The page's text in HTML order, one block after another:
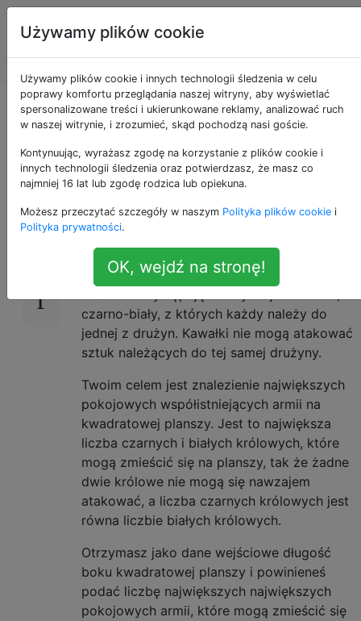
Programowanie
puzzli i Code
Golf
Pokojowe
współistniejące armie
15
W grze w szachy istnieje element zwany
królową, który może atakować każdy inny
element, który znajduje się w tym samym
rzędzie, kolumnie lub po przekątnej. W
czarno-biały, z których każdy należy do
jednej z drużyn. Kawałki nie mogą atakować
sztuk należących do tej samej drużyny.
Twoim celem jest znalezienie największych
pokojowych współistniejących armii na
kwadratowej planszy. Jest to największa
liczba czarnych i białych królowych, które
mogą zmieścić się na planszy, tak że żadne
dwie królowe nie mogą się nawzajem
atakować, a liczba czarnych królowych jest
równa liczbie białych królowych.
Otrzymasz jako dane wejściowe długość
boku kwadratowej planszy i powinieneś
podać liczbę największych największych
pokojowych armii, które mogą zmieścić się
Używamy plików cookie
Używamy plików cookie i innych technologii śledzenia w celu
poprawy komfortu przeglądania naszej witryny, aby wyświetlać
spersonalizowane treści i ukierunkowane reklamy, analizować ruch
w naszej witrynie, i zrozumieć, skąd pochodzą nasi goście.
Kontynuując, wyrażasz zgodę na korzystanie z plików cookie i
innych technologii śledzenia oraz potwierdzasz, że masz co
najmniej 16 lat lub zgodę rodzica lub opiekuna.
Możesz przeczytać szczegóły w naszym Polityka plików cookie i
Polityka prywatności.
OK, wejdź na stronę!